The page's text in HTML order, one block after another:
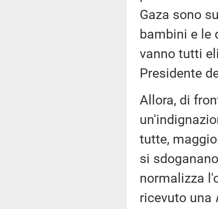
Gaza sono
bambini e le
vanno tutti
Presidente
Allora, di
tutte,
si
normalizza
ricevuto una